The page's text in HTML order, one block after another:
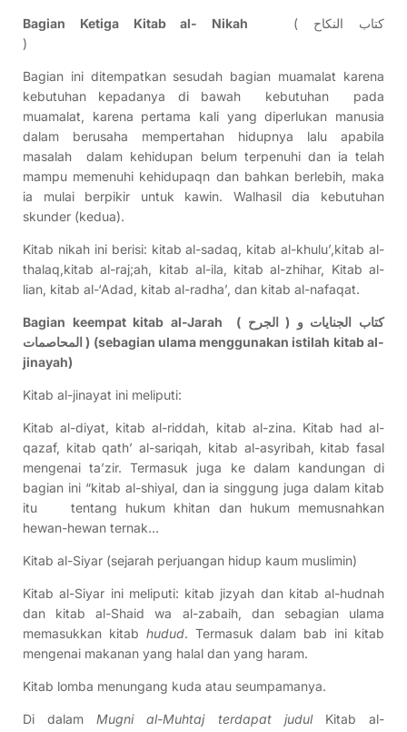
Bagian Ketiga Kitab al- Nikah
( كتاب النكاح
)
Bagian ini ditempatkan sesudah bagian muamalat karena
kebutuhan kepadanya di bawah kebutuhan pada
muamalat, karena pertama kali yang diperlukan manusia
dalam berusaha mempertahan hidupnya lalu apabila
masalah dalam kehidupan belum terpenuhi dan ia telah
mampu memenuhi kehidupaqn dan bahkan berlebih, maka
ia mulai berpikir untuk kawin. Walhasil dia kebutuhan
skunder (kedua).
Kitab nikah ini berisi: kitab al-sadaq, kitab al-khulu’,kitab al-
thalaq,kitab al-raj;ah, kitab al-ila, kitab al-zhihar, Kitab al-
lian, kitab al-‘Adad, kitab al-radha’, dan kitab al-nafaqat.
Bagian keempat kitab al-Jarah ( الجرح ) كتاب الجنايات و
المحاصمات ) (sebagian ulama menggunakan istilah kitab al-
jinayah)
Kitab al-jinayat ini meliputi:
Kitab al-diyat, kitab al-riddah, kitab al-zina. Kitab had al-
qazaf, kitab qath’ al-sariqah, kitab al-asyribah, kitab fasal
mengenai ta’zir. Termasuk juga ke dalam kandungan di
bagian ini “kitab al-shiyal, dan ia singgung juga dalam kitab
itu tentang hukum khitan dan hukum memusnahkan
hewan-hewan ternak…
Kitab al-Siyar (sejarah perjuangan hidup kaum muslimin)
Kitab al-Siyar ini meliputi: kitab jizyah dan kitab al-hudnah
dan kitab al-Shaid wa al-zabaih, dan sebagian ulama
memasukkan kitab hudud. Termasuk dalam bab ini kitab
mengenai makanan yang halal dan yang haram.
Kitab lomba menungang kuda atau seumpamanya.
Di dalamMugni al-Muhtaj terdapat judul Kitab al-